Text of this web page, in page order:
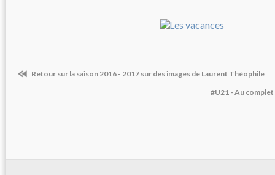
Retour sur la saison 2016 - 2017 sur des images de Laurent Théophile
#U21 - Au